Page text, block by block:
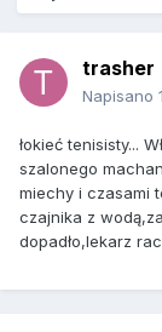
trasher
Napisano
łokieć tenisisty...
szalonego
miechy i czasami
czajnika z
dopadło,lekarz